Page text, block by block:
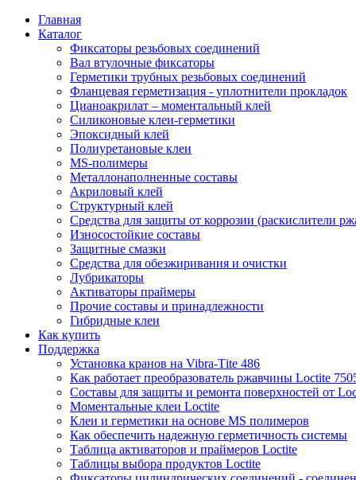
Главная
Каталог
Фиксаторы резьбовых соединений
Вал втулочные фиксаторы
Герметики трубных резьбовых соединений
Фланцевая герметизация - уплотнители прокладок
Цианоакрилат – моментальный клей
Силиконовые клеи-герметики
Эпоксидный клей
Полиуретановые клеи
MS-полимеры
Металлонаполненные составы
Акриловый клей
Структурный клей
Средства для защиты от коррозии (раскислители
Износостойкие составы
Защитные смазки
Средства для обезжиривания и очистки
Лубрикаторы
Активаторы праймеры
Прочие составы и принадлежности
Гибридные клеи
Как купить
Поддержка
Установка кранов на Vibra-Тite 486
Как работает преобразователь ржавчины Loctite
Составы для защиты и ремонта поверхностей от
Моментальные клеи Loctite
Клеи и герметики на основе MS полимеров
Как обеспечить надежную герметичность системы
Таблица активаторов и праймеров Loctite
Таблицы выбора продуктов Loctite